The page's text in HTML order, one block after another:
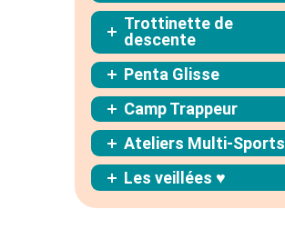
Trottinette de
descente
Penta Glisse
Camp Trappeur
Ateliers Multi-Sports
Les veillées ♥